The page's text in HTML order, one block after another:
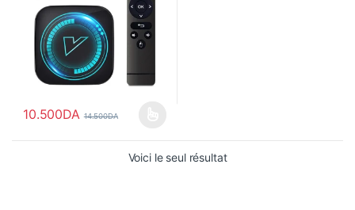
10.500DA 14.500DA
Ce produit a plusieurs variations. Les options peuvent être
Voici le seul résultat